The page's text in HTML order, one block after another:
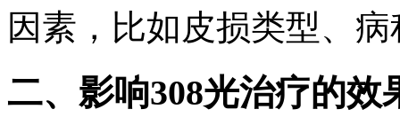
因素，比如皮损类型、
二、影响308光治疗的